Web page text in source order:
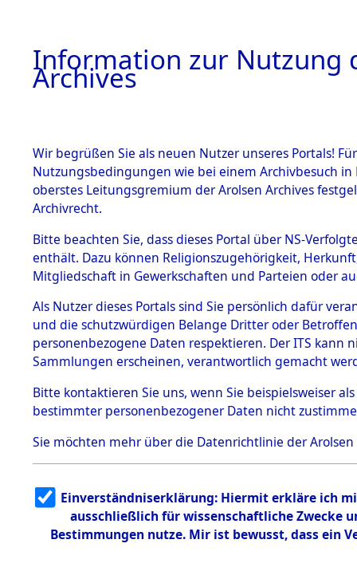
BESTÄNDE
1.
mente
5. Verschiedenes
5.3
Todesmärsche
5.3.1 Alliierte
Erhebungen
zu
Todesmärsch
en
5.3.2
g
5.3.3
Todesmärsch
von
Toter aus
Ort ihrer
0001
Information zur Nutzung
Archives
Wir begrüßen Sie als neuen Nutzer unseres Portals!
Nutzungsbedingungen wie bei einem Archivbesuch
oberstes Leitungsgremium der Arolsen Archives
Archivrecht.
Bitte beachten Sie, dass dieses Portal über NS-
enthält. Dazu können Religionszugehörigkeit,
Mitgliedschaft in Gewerkschaften und Parteien oder
Als Nutzer dieses Portals sind Sie persönlich dafür
und die schutzwürdigen Belange Dritter oder
personenbezogene Daten respektieren. Der ITS
Sammlungen erscheinen, verantwortlich gemacht
Bitte kontaktieren Sie uns, wenn Sie beispielsweiser
bestimmter personenbezogener Daten nicht
Sie möchten mehr über die Datenrichtlinie der Arolsen
Einverständniserklärung: Hiermit erkläre ich
ausschließlich für wissenschaftliche Zwecke
Bestimmungen nutze. Mir ist bewusst, dass ein